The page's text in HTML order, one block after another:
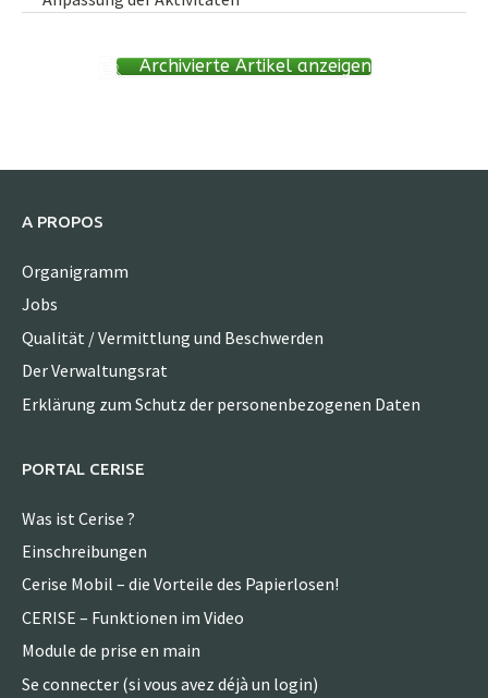
Archivierte Artikel anzeigen
A PROPOS
Organigramm
Jobs
Qualität / Vermittlung und Beschwerden
Der Verwaltungsrat
Erklärung zum Schutz der personenbezogenen Daten
PORTAL CERISE
Was ist Cerise ?
Einschreibungen
Cerise Mobil – die Vorteile des Papierlosen!
CERISE – Funktionen im Video
Module de prise en main
Se connecter (si vous avez déjà un login)